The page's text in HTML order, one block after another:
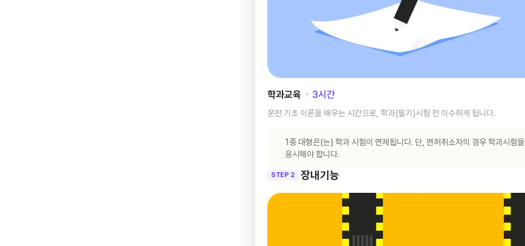
학과교육 ･ 3시간
운전 기초 이론을 배우는 시간으로, 학과(필기)시험 전 이수하게 됩니다.
1종 대형은(는) 학과 시험이 면제됩니다. 단, 면허취소자의 경우 학과시험을
응시해야 합니다.
STEP 2 장내기능